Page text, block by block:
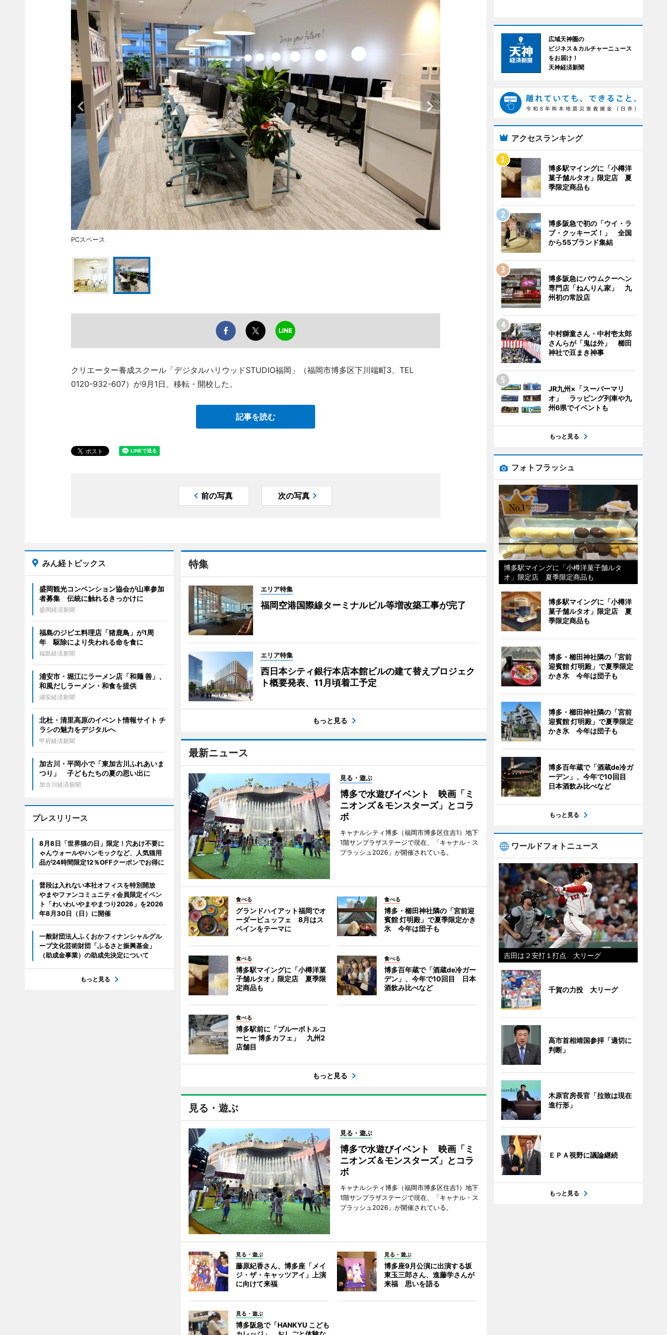
PCスペース
クリエーター養成スクール「デジタルハリウッドSTUDIO福岡」（福岡市博多区下川端町3、TEL
0120-932-607）が9月1日、移転・開校した。
記事を読む
前の写真 次の写真
特集
エリア特集
福岡空港国際線ターミナルビル等増改築工事が完了
エリア特集
西日本シティ銀行本店本館ビルの建て替えプロジェク
ト概要発表、11月頃着工予定
もっと見る
最新ニュース
見る・遊ぶ
博多で水遊びイベント 映画「ミ
ニオンズ＆モンスターズ」とコラ
ボ
キャナルシティ博多（福岡市博多区住吉1）地下
1階サンプラザステージで現在、「キャナル・ス
プラッシュ2026」が開催されている。
食べる
グランドハイアット福岡でオ
ーダービュッフェ 8月はス
ペインをテーマに
食べる
博多・櫛田神社隣の「宮前迎
賓館 灯明殿」で夏季限定かき
氷 今年は団子も
食べる
博多駅マイングに「小樽洋菓
子舗ルタオ」限定店 夏季限
定商品も
食べる
博多百年蔵で「酒蔵de冷ガー
デン」、今年で10回目 日本
酒飲み比べなど
食べる
博多駅前に「ブルーボトルコ
ーヒー 博多カフェ」 九州2
店舗目
もっと見る
見る・遊ぶ
見る・遊ぶ
博多で水遊びイベント 映画「ミ
ニオンズ＆モンスターズ」とコラ
ボ
キャナルシティ博多（福岡市博多区住吉1）地下
1階サンプラザステージで現在、「キャナル・ス
プラッシュ2026」が開催されている。
見る・遊ぶ
藤原紀香さん、博多座「メイ
ジ・ザ・キャッツアイ」上演
に向けて来福
見る・遊ぶ
博多座9月公演に出演する坂
東玉三郎さん、進藤学さんが
来福 思いを語る
見る・遊ぶ
博多阪急で「HANKYU こども
みん経トピックス
盛岡観光コンベンション協会が山車参加
者募集 伝統に触れるきっかけに
盛岡経済新聞
福島のジビエ料理店「猪鹿鳥」が1周
年 駆除により失われる命を食に
福島経済新聞
浦安市・堀江にラーメン店「和麺 善」、
和風だしラーメン・和食を提供
浦安経済新聞
北杜・清里高原のイベント情報サイト チ
ラシの魅力をデジタルへ
甲府経済新聞
加古川・平岡小で「東加古川ふれあいま
つり」 子どもたちの夏の思い出に
加古川経済新聞
プレスリリース
8月8日「世界猫の日」限定！穴あけ不要に
ゃんウォールやハンモックなど、人気猫用
品が24時間限定12％OFFクーポンでお得に
普段は入れない本社オフィスを特別開放
やまやファンコミュニティ会員限定イベン
ト「わいわいやまやまつり2026」を2026
年8月30日（日）に開催
一般財団法人ふくおかフィナンシャルグル
ープ文化芸術財団「ふるさと振興基金」
（助成金事業）の助成先決定について
もっと見る
広域天神圏の
ビジネス＆カルチャーニュース
をお届け！
天神経済新聞
アクセスランキング
博多駅マイングに「小樽洋
菓子舗ルタオ」限定店 夏
季限定商品も
博多阪急で初の「ウイ・ラ
ブ・クッキーズ！」 全国
から55ブランド集結
博多阪急にバウムクーヘン
専門店「ねんりん家」 九
州初の常設店
中村獅童さん・中村壱太郎
さんらが「鬼は外」 櫛田
神社で豆まき神事
JR九州×「スーパーマリ
オ」 ラッピング列車や九
州6県でイベントも
もっと見る
フォトフラッシュ
博多駅マイングに「小樽洋菓子舗ルタ
オ」限定店 夏季限定商品も
博多駅マイングに「小樽洋
菓子舗ルタオ」限定店 夏
季限定商品も
博多・櫛田神社隣の「宮前
迎賓館 灯明殿」で夏季限定
かき氷 今年は団子も
博多・櫛田神社隣の「宮前
迎賓館 灯明殿」で夏季限定
かき氷 今年は団子も
博多百年蔵で「酒蔵de冷ガ
ーデン」、今年で10回目
日本酒飲み比べなど
もっと見る
ワールドフォトニュース
吉田は２安打１打点 大リーグ
千賀の力投 大リーグ
高市首相靖国参拝「適切に
判断」
木原官房長官「拉致は現在
進行形」
ＥＰＡ視野に議論継続
もっと見る